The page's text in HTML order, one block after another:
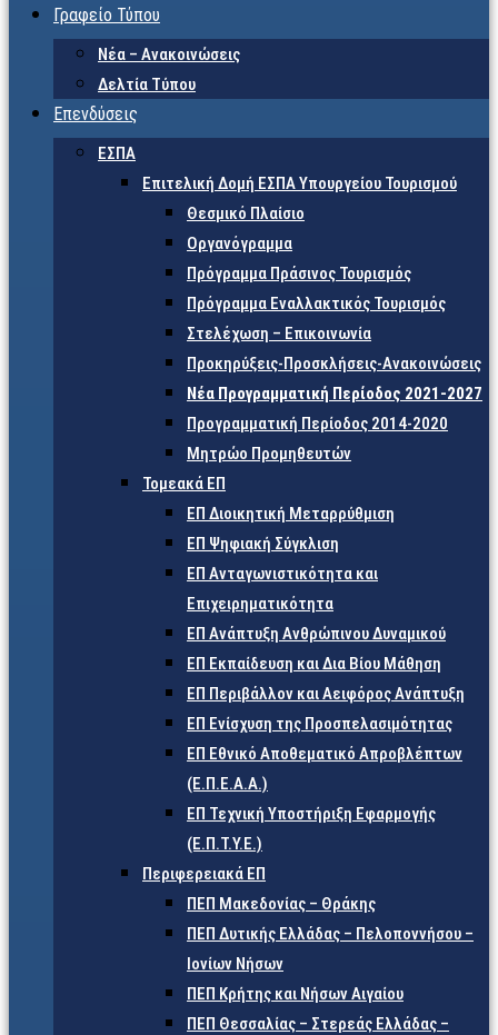
Γραφείο Τύπου
Νέα – Ανακοινώσεις
Δελτία Τύπου
Επενδύσεις
ΕΣΠΑ
Επιτελική Δομή ΕΣΠΑ Υπουργείου Τουρισμού
Θεσμικό Πλαίσιο
Οργανόγραμμα
Πρόγραμμα Πράσινος Τουρισμός
Πρόγραμμα Εναλλακτικός Τουρισμός
Στελέχωση – Επικοινωνία
Προκηρύξεις-Προσκλήσεις-Ανακοινώσεις
Νέα Προγραμματική Περίοδος 2021-2027
Προγραμματική Περίοδος 2014-2020
Μητρώο Προμηθευτών
Τομεακά ΕΠ
ΕΠ Διοικητική Μεταρρύθμιση
ΕΠ Ψηφιακή Σύγκλιση
ΕΠ Ανταγωνιστικότητα και
Επιχειρηματικότητα
ΕΠ Ανάπτυξη Ανθρώπινου Δυναμικού
ΕΠ Εκπαίδευση και Δια Βίου Μάθηση
ΕΠ Περιβάλλον και Αειφόρος Ανάπτυξη
ΕΠ Ενίσχυση της Προσπελασιμότητας
ΕΠ Εθνικό Αποθεματικό Απροβλέπτων
(Ε.Π.Ε.Α.Α.)
ΕΠ Τεχνική Υποστήριξη Εφαρμογής
(Ε.Π.Τ.Υ.Ε.)
Περιφερειακά ΕΠ
ΠΕΠ Μακεδονίας – Θράκης
ΠΕΠ Δυτικής Ελλάδας – Πελοποννήσου –
Ιονίων Νήσων
ΠΕΠ Κρήτης και Νήσων Αιγαίου
ΠΕΠ Θεσσαλίας – Στερεάς Ελλάδας –